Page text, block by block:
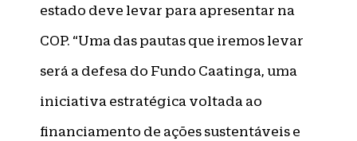
estado deve levar para apresentar na
COP. “Uma das pautas que iremos levar
será a defesa do Fundo Caatinga, uma
iniciativa estratégica voltada ao
financiamento de ações sustentáveis e